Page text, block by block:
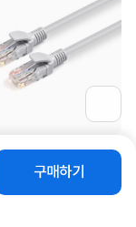
구매하기
터스] CAT.5E UTP 랜
...